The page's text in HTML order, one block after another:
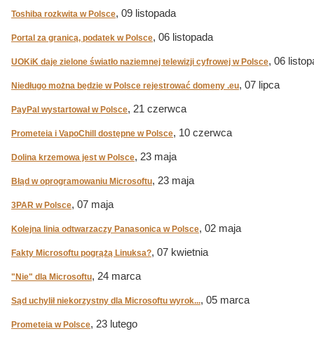
Toshiba rozkwita w Polsce, 09 listopada
Portal za granicą, podatek w Polsce, 06 listopada
UOKiK daje zielone światło naziemnej telewizji cyfrowej w Polsce, 06
Niedługo można będzie w Polsce rejestrować domeny .eu, 07 lipca
PayPal wystartował w Polsce, 21 czerwca
Prometeia i VapoChill dostępne w Polsce, 10 czerwca
Dolina krzemowa jest w Polsce, 23 maja
Błąd w oprogramowaniu Microsoftu, 23 maja
3PAR w Polsce, 07 maja
Kolejna linia odtwarzaczy Panasonica w Polsce, 02 maja
Fakty Microsoftu pogrążą Linuksa?, 07 kwietnia
"Nie" dla Microsoftu, 24 marca
Sąd uchylił niekorzystny dla Microsoftu wyrok..., 05 marca
Prometeia w Polsce, 23 lutego